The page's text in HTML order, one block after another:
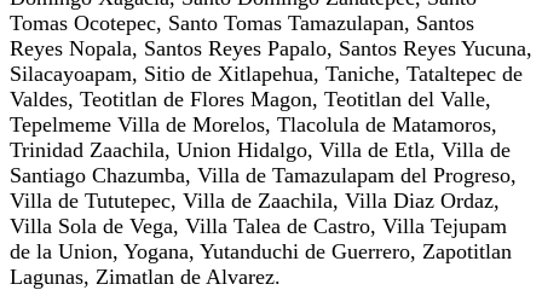
Tomas Ocotepec, Santo Tomas Tamazulapan, Santos
Reyes Nopala, Santos Reyes Papalo, Santos Reyes Yucuna,
Silacayoapam, Sitio de Xitlapehua, Taniche, Tataltepec de
Valdes, Teotitlan de Flores Magon, Teotitlan del Valle,
Tepelmeme Villa de Morelos, Tlacolula de Matamoros,
Trinidad Zaachila, Union Hidalgo, Villa de Etla, Villa de
Santiago Chazumba, Villa de Tamazulapam del Progreso,
Villa de Tututepec, Villa de Zaachila, Villa Diaz Ordaz,
Villa Sola de Vega, Villa Talea de Castro, Villa Tejupam
de la Union, Yogana, Yutanduchi de Guerrero, Zapotitlan
Lagunas, Zimatlan de Alvarez.